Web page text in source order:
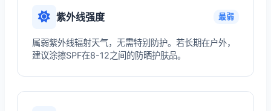
紫外线强度 最弱
属弱紫外线辐射天气，无需特别防护。若长期在户外，
建议涂擦SPF在8-12之间的防晒护肤品。